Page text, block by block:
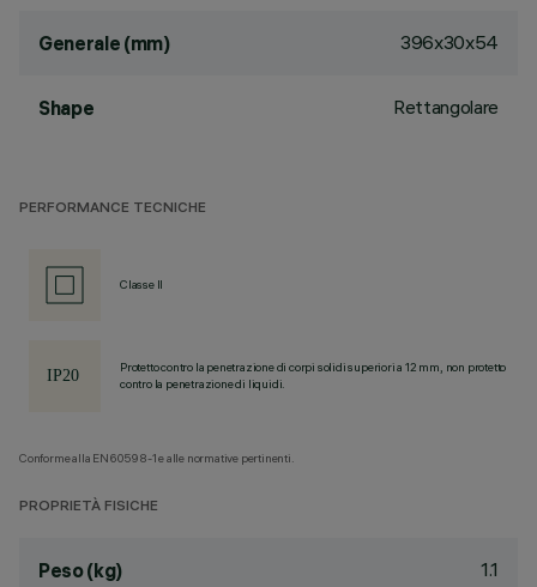
Generale (mm) 396x30x54
Shape Rettangolare
PERFORMANCE TECNICHE
Classe II
Protetto contro la penetrazione di corpi solidi superiori a 12 mm, non protetto
contro la penetrazione di liquidi.
Conforme alla EN60598-1 e alle normative pertinenti.
PROPRIETÀ FISICHE
Peso (kg) 1.1